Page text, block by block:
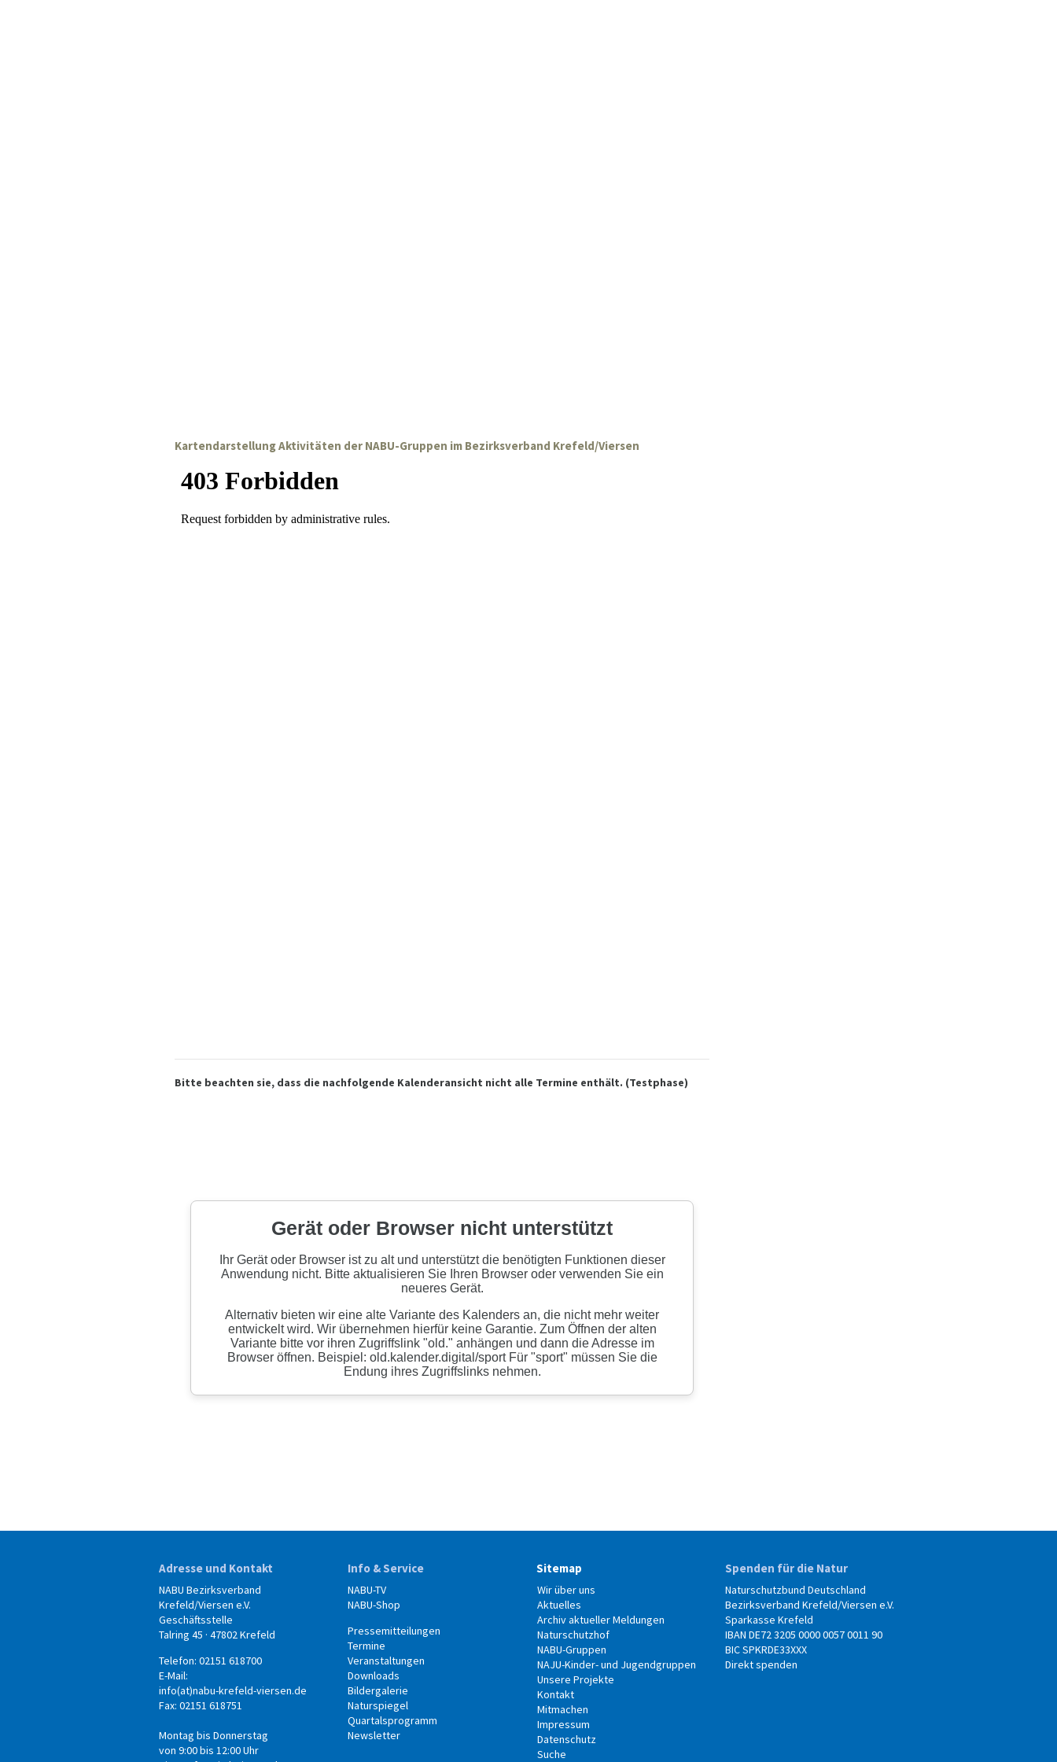
Kartendarstellung Aktivitäten der NABU-Gruppen im Bezirksverband Krefeld/Viersen
Bitte beachten sie, dass die nachfolgende Kalenderansicht nicht alle Termine enthält. (Testphase)
Adresse und Kontakt
NABU Bezirksverband
Krefeld/Viersen e.V.
Geschäftsstelle
Talring 45 · 47802 Krefeld
Telefon: 02151 618700
E-Mail:
info(at)nabu-krefeld-viersen.de
Fax: 02151 618751
Montag bis Donnerstag
von 9:00 bis 12:00 Uhr
Info & Service
NABU-TV
NABU-Shop
Pressemitteilungen
Termine
Veranstaltungen
Downloads
Bildergalerie
Naturspiegel
Quartalsprogramm
Newsletter
Sitemap
Wir über uns
Aktuelles
Archiv aktueller Meldungen
Naturschutzhof
NABU-Gruppen
NAJU-Kinder- und Jugendgruppen
Unsere Projekte
Kontakt
Mitmachen
Impressum
Datenschutz
Suche
Spenden für die Natur
Naturschutzbund Deutschland
Bezirksverband Krefeld/Viersen e.V.
Sparkasse Krefeld
IBAN DE72 3205 0000 0057 0011 90
BIC SPKRDE33XXX
Direkt spenden